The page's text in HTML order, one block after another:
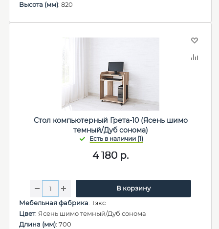
Высота (мм): 820
Стол компьютерный Грета-10 (Ясень шимо
темный/Дуб сонома)
4 180 р.
В корзину
Мебельная фабрика: Тэкс
Цвет: Ясень шимо темный/Дуб сонома
Длина (мм): 700